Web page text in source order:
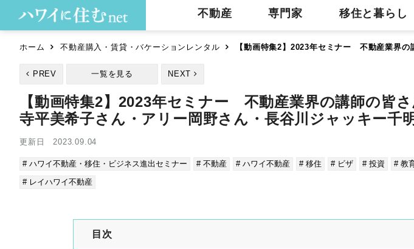
不動産 専門家 移住と暮らし
ホーム 不動産購入・賃貸・バケーションレンタル 【動画特集2】2023年セミナー 不動産業界
PREV 一覧を見る NEXT
【動画特集2】2023年セミナー 不動産業界の講師の皆
寺平美希子さん・アリー岡野さん・長谷川ジャッキー千
更新日 2023.09.04
# ハワイ不動産・移住・ビジネス進出セミナー # 不動産 # ハワイ不動産 # 移住 # ビザ # 投資 # 教
# レイハワイ不動産
目次